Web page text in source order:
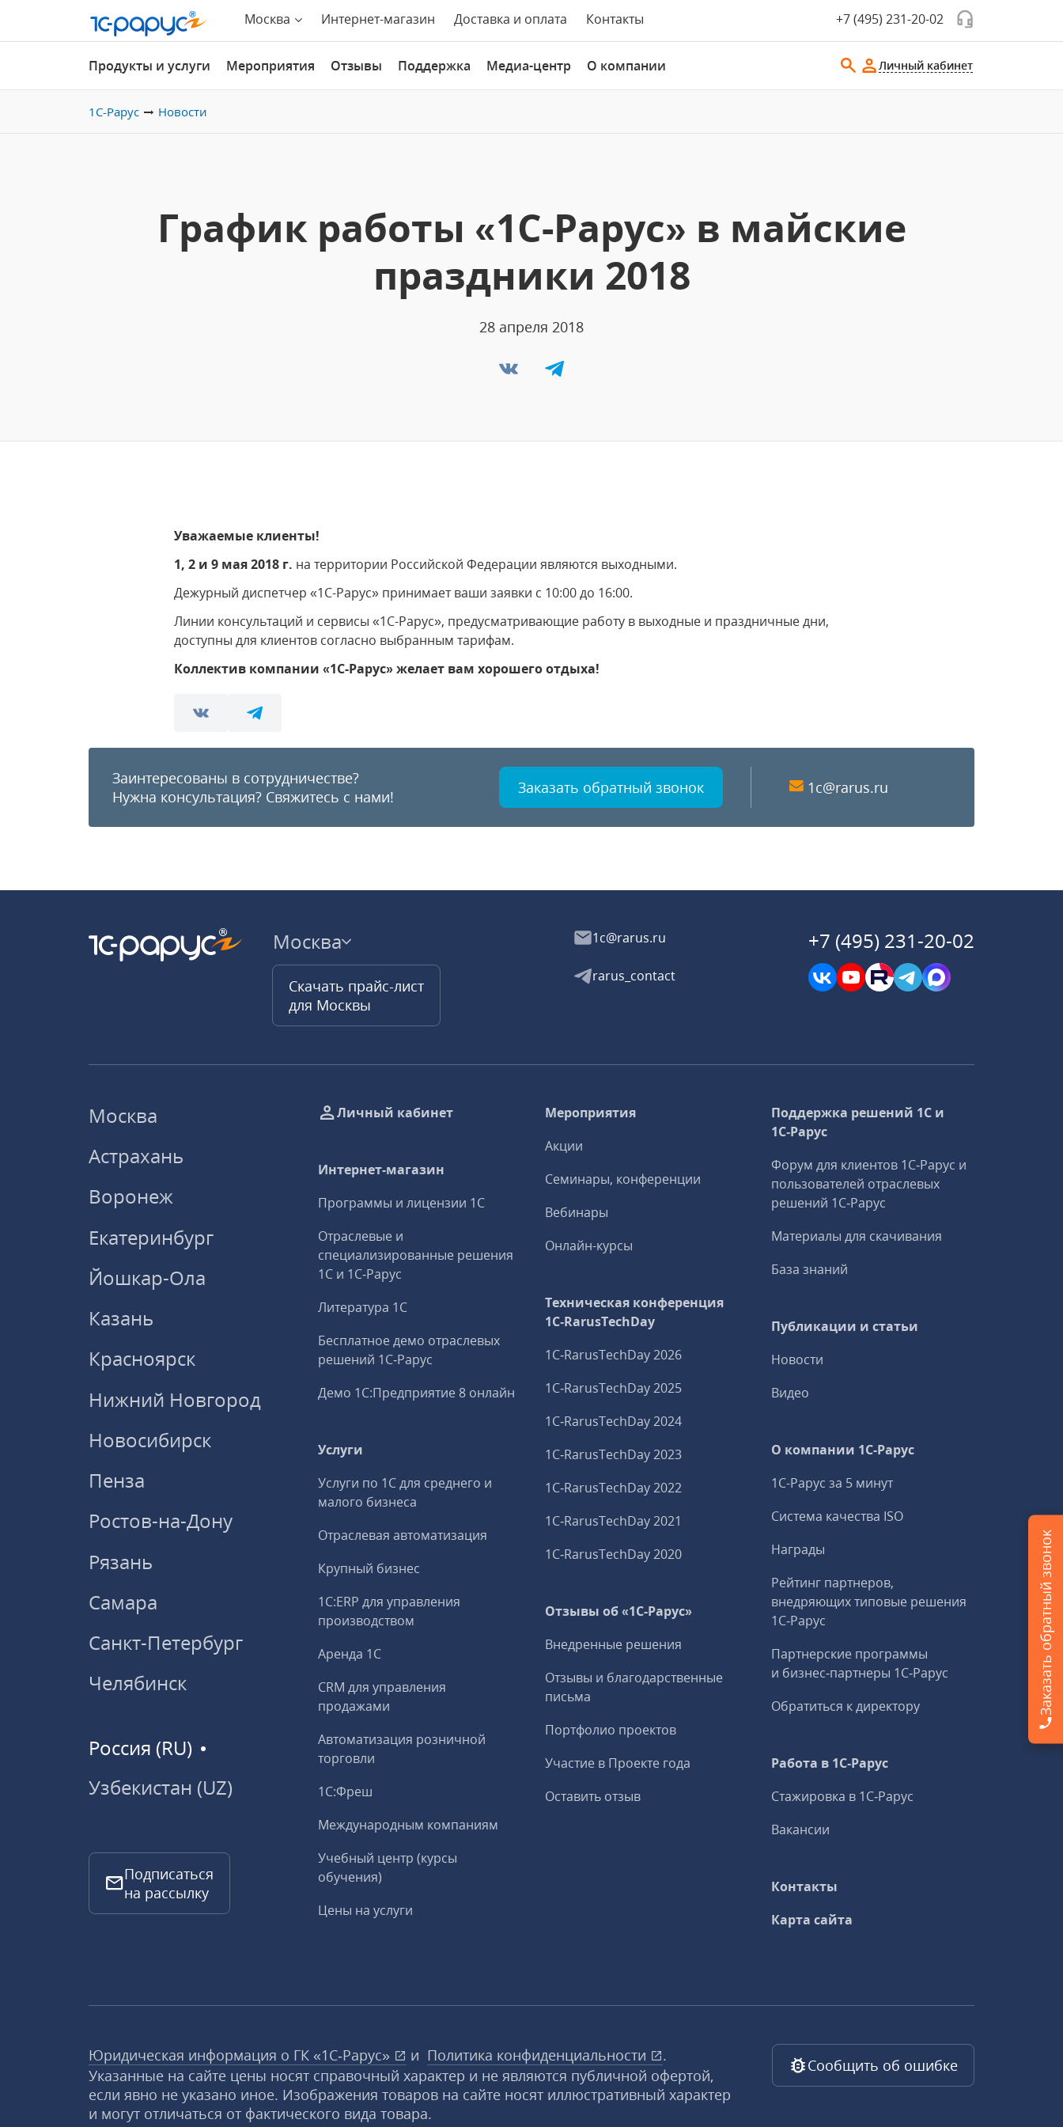
Москва Интернет-магазин Доставка и оплата Контакты +7 (495) 231-20-02
Продукты и услуги Мероприятия Отзывы Поддержка Медиа-центр О компании Личный кабинет
1С-Рарус Новости
График работы «1С-Рарус» в майские
праздники 2018
28 апреля 2018
Уважаемые клиенты!
1, 2 и 9 мая 2018 г. на территории Российской Федерации являются выходными.
Дежурный диспетчер «1С-Рарус» принимает ваши заявки с 10:00 до 16:00.
Линии консультаций и сервисы «1С-Рарус», предусматривающие работу в выходные и праздничные дни,
доступны для клиентов согласно выбранным тарифам.
Коллектив компании «1С-Рарус» желает вам хорошего отдыха!
Заинтересованы в сотрудничестве?
Нужна консультация? Свяжитесь с нами! Заказать обратный звонок 1c@rarus.ru
Москва
Скачать прайс-лист
для Москвы
1c@rarus.ru
rarus_contact
+7 (495) 231-20-02
Москва
Астрахань
Воронеж
Екатеринбург
Йошкар-Ола
Казань
Красноярск
Нижний Новгород
Новосибирск
Пенза
Ростов-на-Дону
Рязань
Самара
Санкт-Петербург
Челябинск
Россия (RU)
Узбекистан (UZ)
Подписаться
на рассылку
Личный кабинет
Интернет-магазин
Программы и лицензии 1С
Отраслевые и
специализированные решения
1С и 1С‑Рарус
Литература 1С
Бесплатное демо отраслевых
решений 1С‑Рарус
Демо 1С:Предприятие 8 онлайн
Услуги
Услуги по 1С для среднего и
малого бизнеса
Отраслевая автоматизация
Крупный бизнес
1С:ERP для управления
производством
Аренда 1С
CRM для управления
продажами
Автоматизация розничной
торговли
1С:Фреш
Международным компаниям
Учебный центр (курсы
обучения)
Цены на услуги
Мероприятия
Акции
Семинары, конференции
Вебинары
Онлайн-курсы
Техническая конференция
1C‑RarusTechDay
1C‑RarusTechDay 2026
1C‑RarusTechDay 2025
1C‑RarusTechDay 2024
1C‑RarusTechDay 2023
1C‑RarusTechDay 2022
1C‑RarusTechDay 2021
1C‑RarusTechDay 2020
Отзывы об «1С-Рарус»
Внедренные решения
Отзывы и благодарственные
письма
Портфолио проектов
Участие в Проекте года
Оставить отзыв
Поддержка решений 1С и
1С‑Рарус
Форум для клиентов 1С‑Рарус и
пользователей отраслевых
решений 1С‑Рарус
Материалы для скачивания
База знаний
Публикации и статьи
Новости
Видео
О компании 1C-Рарус
1С-Рарус за 5 минут
Система качества ISO
Награды
Рейтинг партнеров,
внедряющих типовые решения
1С‑Рарус
Партнерские программы
и бизнес‑партнеры 1С‑Рарус
Обратиться к директору
Работа в 1С‑Рарус
Стажировка в 1С‑Рарус
Вакансии
Контакты
Карта сайта
Юридическая информация о ГК «1С‑Рарус» и Политика конфиденциальности
.
Указанные на сайте цены носят справочный характер и не являются публичной офертой,
если явно не указано иное. Изображения товаров на сайте носят иллюстративный характер
и могут отличаться от фактического вида товара.
Сообщить об ошибке
Заказать обратный звонок